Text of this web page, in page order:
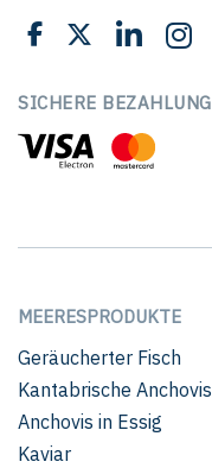
SICHERE BEZAHLUNG
MEERESPRODUKTE
Geräucherter Fisch
Kantabrische Anchovis
Anchovis in Essig
Kaviar